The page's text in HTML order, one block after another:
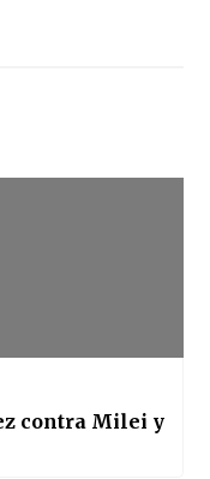
contra Milei y